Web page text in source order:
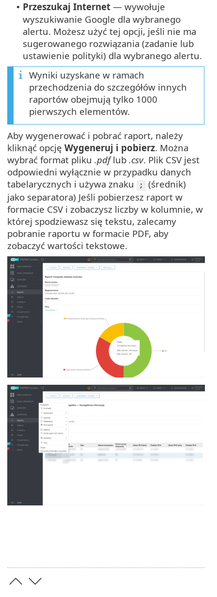
• Przeszukaj Internet — wywołuje
wyszukiwanie Google dla wybranego
alertu. Możesz użyć tej opcji, jeśli nie ma
sugerowanego rozwiązania (zadanie lub
ustawienie polityki) dla wybranego alertu.
Wyniki uzyskane w ramach
przechodzenia do szczegółów innych
raportów obejmują tylko 1000
pierwszych elementów.
Aby wygenerować i pobrać raport, należy
kliknąć opcję Wygeneruj i pobierz. Można
wybrać format pliku .pdflub .csv. Plik CSV jest
odpowiedni wyłącznie w przypadku danych
tabelarycznych i używa znaku
;
(średnik)
jako separatora) Jeśli pobierzesz raport w
formacie CSV i zobaczysz liczby w kolumnie, w
której spodziewasz się tekstu, zalecamy
pobranie raportu w formacie PDF, aby
zobaczyć wartości tekstowe.